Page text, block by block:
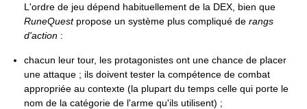
L'ordre de jeu dépend habituellement de la DEX, bien que
RuneQuestpropose un système plus compliqué de rangs
d'action :
chacun leur tour, les protagonistes ont une chance de placer
une attaque ; ils doivent tester la compétence de combat
appropriée au contexte (la plupart du temps celle qui porte le
nom de la catégorie de l'arme qu'ils utilisent) ;